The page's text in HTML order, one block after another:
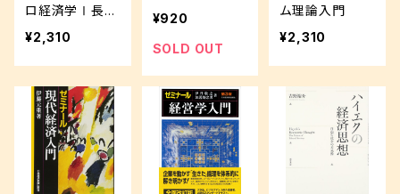
ロ経済学Ⅰ長期
成長編
¥2,310
¥920
SOLD OUT
ム理論入門
¥2,310